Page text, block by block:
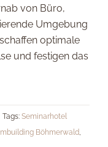
von Büro,
Umgebung
optimale
und festigen das
Tags: Seminarhotel
Böhmerwald,
die Haut